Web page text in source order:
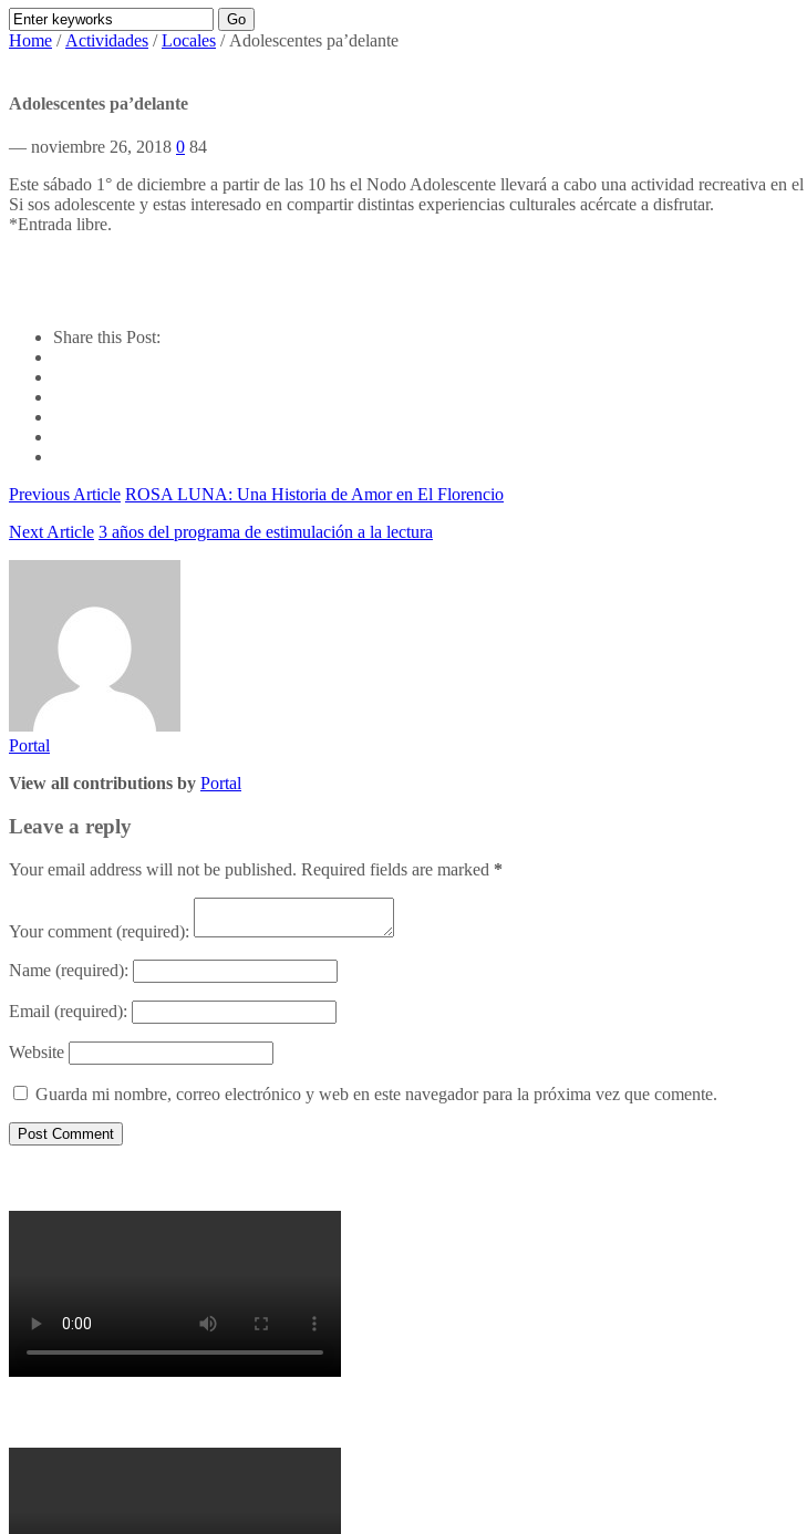
Home / Actividades /Locales / Adolescentes pa’delante
Adolescentes pa’delante
— noviembre 26, 2018 0 84
Este sábado 1° de diciembre a partir de las 10 hs el Nodo Adolescente llevará a cabo una actividad recreativa en el
Si sos adolescente y estas interesado en compartir distintas experiencias culturales acércate a disfrutar.
*Entrada libre.
Share this Post:
Previous Article ROSA LUNA: Una Historia de Amor en El Florencio
Next Article 3 años del programa de estimulación a la lectura
Portal
View all contributions by Portal
Leave a reply
Your email address will not be published. Required fields are marked *
Your comment (required):
Name (required):
Email (required):
Website
Guarda mi nombre, correo electrónico y web en este navegador para la próxima vez que comente.